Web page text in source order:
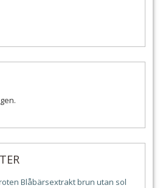
Blåbärsextraktbrun utan sol